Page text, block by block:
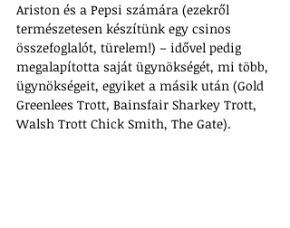
Ariston és a Pepsi számára (ezekről
természetesen készítünk egy csinos
összefoglalót, türelem!) – idővel pedig
megalapította saját ügynökségét, mi több,
ügynökségeit, egyiket a másik után (Gold
Greenlees Trott, Bainsfair Sharkey Trott,
Walsh Trott Chick Smith, The Gate).